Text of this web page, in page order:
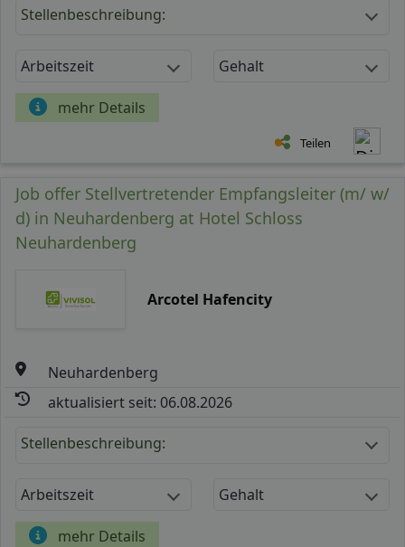
Stellenbeschreibung:
Arbeitszeit Gehalt
mehr Details
Teilen
Job offer Stellvertretender Empfangsleiter (m/ w/
d) in Neuhardenberg at Hotel Schloss
Neuhardenberg
Arcotel Hafencity
Neuhardenberg
aktualisiert seit: 06.08.2026
Stellenbeschreibung:
Arbeitszeit Gehalt
mehr Details